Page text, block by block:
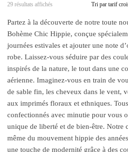
29 résultats affichés
Partez à la découverte de notre toute
Bohème Chic Hippie, conçue
journées estivales et ajouter une note
robe. Laissez-vous séduire par des
inspirés de la nature, le tout dans une
aérienne. Imaginez-vous en train de
de sable fin, les cheveux dans le vent,
aux imprimés floraux et ethniques.
confectionnés avec minutie pour vous
unique de liberté et de bien-être. Notre
même du mouvement hippie des
une touche de modernité grâce à des